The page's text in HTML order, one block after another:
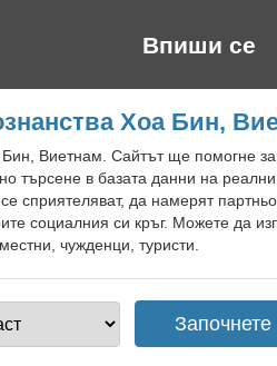
Впиши се
Хоа Бин,
Виетнам. Сайтът ще помогне
търсене в базата данни на
да намерят
социалния си кръг. Можете да
чужденци, туристи.